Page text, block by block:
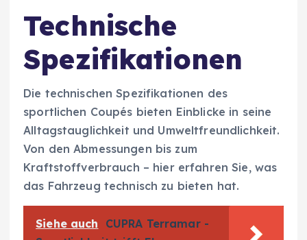
Technische
Spezifikationen
Die technischen Spezifikationen des
sportlichen Coupés bieten Einblicke in seine
Alltagstauglichkeit und Umweltfreundlichkeit.
Von den Abmessungen bis zum
Kraftstoffverbrauch – hier erfahren Sie, was
das Fahrzeug technisch zu bieten hat.
Siehe auch
CUPRA Terramar -